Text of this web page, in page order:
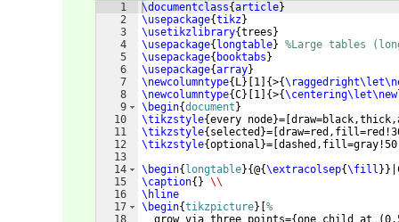
1
2
3
4
5
6
7
8
9
10
11
12
13
14
15
16
17
\documentclass{article}
\usepackage{tikz}
\usetikzlibrary{trees }
\usepackage{ longtable} %Large tables
\usepackage{ booktabs }
\usepackage{array}
\newcolumntype{ L} 1 {>{
\newcolumntype{C} 1 {>{
\begin{document }
\tikzstyle{every node}=
\tikzstyle{ selected }=
\tikzstyle{optional }= dashed,fill=gray!50
\begin{ longtable}{@{\extracolsep{\fill }}
\caption{ } \\
\hline
\begin{tikzpicture} %